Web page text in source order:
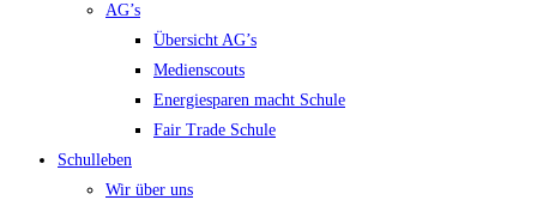
AG’s
Übersicht AG’s
Medienscouts
Energiesparen macht Schule
Fair Trade Schule
Schulleben
Wir über uns